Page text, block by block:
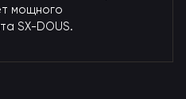
мощного
SX-DOUS.